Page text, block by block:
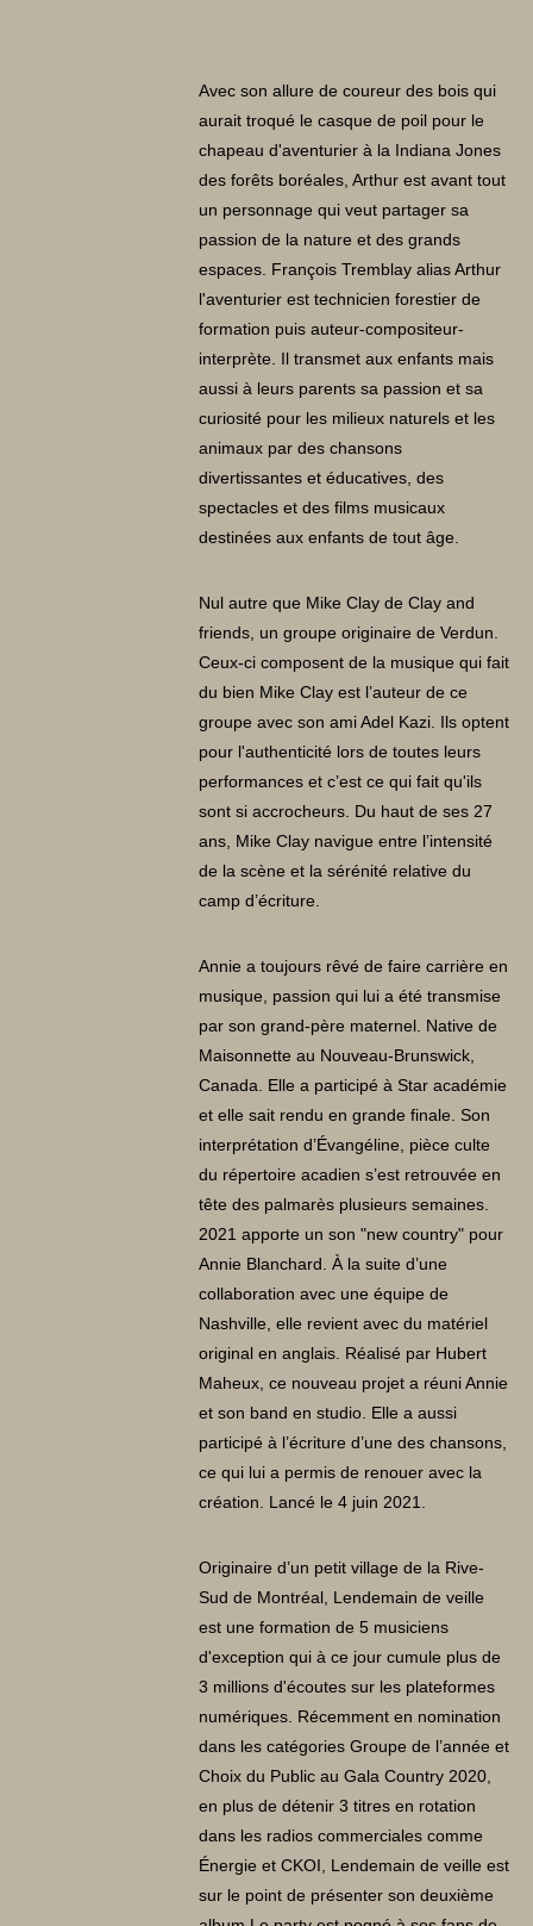
Avec son allure de coureur des bois qui
aurait troqué le casque de poil pour le
chapeau d'aventurier à la Indiana Jones
des forêts boréales, Arthur est avant tout
un personnage qui veut partager sa
passion de la nature et des grands
espaces. François Tremblay alias Arthur
l'aventurier est technicien forestier de
formation puis auteur-compositeur-
interprète. Il transmet aux enfants mais
aussi à leurs parents sa passion et sa
curiosité pour les milieux naturels et les
animaux par des chansons
divertissantes et éducatives, des
spectacles et des films musicaux
destinées aux enfants de tout âge.
Nul autre que Mike Clay de Clay and
friends, un groupe originaire de Verdun.
Ceux-ci composent de la musique qui fait
du bien Mike Clay est l’auteur de ce
groupe avec son ami Adel Kazi. Ils optent
pour l'authenticité lors de toutes leurs
performances et c’est ce qui fait qu'ils
sont si accrocheurs. Du haut de ses 27
ans, Mike Clay navigue entre l’intensité
de la scène et la sérénité relative du
camp d’écriture.
Annie a toujours rêvé de faire carrière en
musique, passion qui lui a été transmise
par son grand-père maternel. Native de
Maisonnette au Nouveau-Brunswick,
Canada. Elle a participé à Star académie
et elle sait rendu en grande finale. Son
interprétation d’Évangéline, pièce culte
du répertoire acadien s’est retrouvée en
tête des palmarès plusieurs semaines.
2021 apporte un son "new country" pour
Annie Blanchard. À la suite d’une
collaboration avec une équipe de
Nashville, elle revient avec du matériel
original en anglais. Réalisé par Hubert
Maheux, ce nouveau projet a réuni Annie
et son band en studio. Elle a aussi
participé à l’écriture d’une des chansons,
ce qui lui a permis de renouer avec la
création. Lancé le 4 juin 2021.
Originaire d’un petit village de la Rive-
Sud de Montréal, Lendemain de veille
est une formation de 5 musiciens
d'exception qui à ce jour cumule plus de
3 millions d'écoutes sur les plateformes
numériques. Récemment en nomination
dans les catégories Groupe de l’année et
Choix du Public au Gala Country 2020,
en plus de détenir 3 titres en rotation
dans les radios commerciales comme
Énergie et CKOI, Lendemain de veille est
sur le point de présenter son deuxième